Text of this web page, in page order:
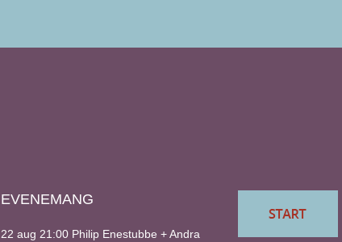
EVENEMANG
22 aug 21:00 Philip Enestubbe + Andra